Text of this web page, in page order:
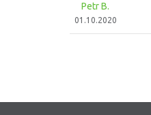
Petr B.
01.10.2020